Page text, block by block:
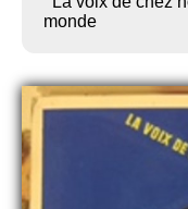
monde